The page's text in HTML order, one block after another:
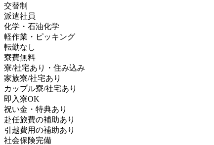
交替制
派遣社員
化学・石油化学
軽作業・ピッキング
転勤なし
寮費無料
寮/社宅あり・住み込み
家族寮/社宅あり
カップル寮/社宅あり
即入寮OK
祝い金・特典あり
赴任旅費の補助あり
引越費用の補助あり
社会保険完備